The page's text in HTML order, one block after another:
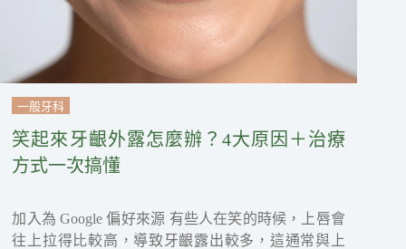
一般牙科
笑起來牙齦外露怎麼辦？4大原因＋治療
方式一次搞懂
加入為 Google 偏好來源 有些人在笑的時候，上唇會
往上拉得比較高，導致牙齦露出較多，這通常與上